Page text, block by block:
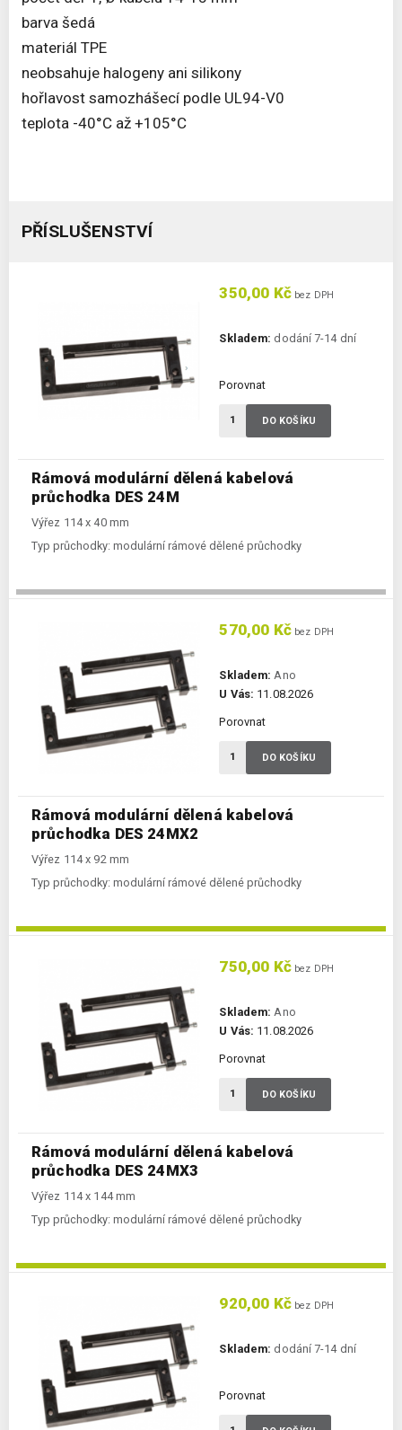
barva šedá
materiál TPE
neobsahuje halogeny ani silikony
hořlavost samozhášecí podle UL94-V0
teplota -40°C až +105°C
PŘÍSLUŠENSTVÍ
Rámová modulární dělená kabelová
průchodka DES 24M
Výřez 114 x 40 mm
Typ průchodky: modulární rámové dělené průchodky
350,00 Kč bez DPH
Skladem: dodání 7-14 dní
Porovnat
DO KOŠÍKU
Rámová modulární dělená kabelová
průchodka DES 24MX2
Výřez 114 x 92 mm
Typ průchodky: modulární rámové dělené průchodky
570,00 Kč bez DPH
Skladem: Ano
U Vás: 11.08.2026
Porovnat
DO KOŠÍKU
Rámová modulární dělená kabelová
průchodka DES 24MX3
Výřez 114 x 144 mm
Typ průchodky: modulární rámové dělené průchodky
750,00 Kč bez DPH
Skladem: Ano
U Vás: 11.08.2026
Porovnat
DO KOŠÍKU
920,00 Kč bez DPH
Skladem: dodání 7-14 dní
Porovnat